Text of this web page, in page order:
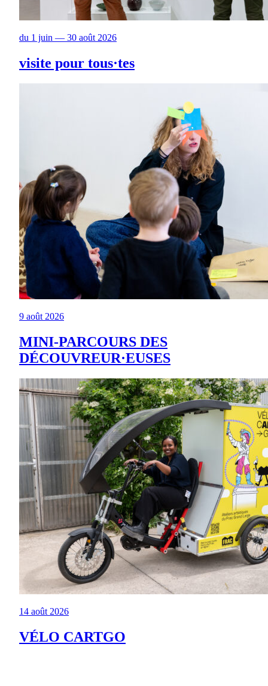
du 1 juin — 30 août 2026
visite pour tous·tes
9 août 2026
MINI-PARCOURS DES
DÉCOUVREUR·EUSES
14 août 2026
VÉLO CARTGO